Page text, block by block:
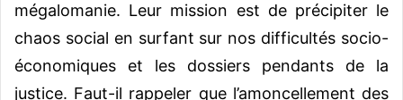
mégalomanie. Leur mission est de précipiter le
chaos social en surfant sur nos difficultés socio-
économiques et les dossiers pendants de la
justice. Faut-il rappeler que l’amoncellement des